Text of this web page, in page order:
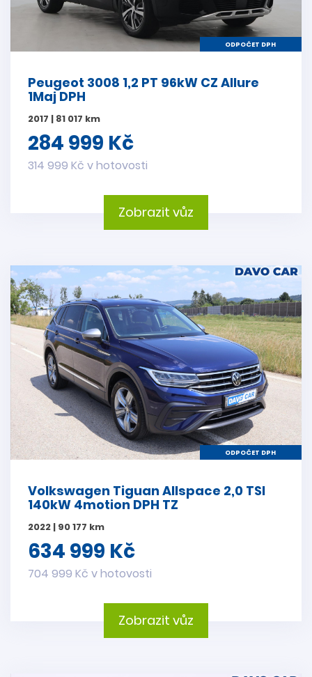
ODPOČET DPH
Peugeot 3008 1,2 PT 96kW CZ Allure
1Maj DPH
2017 | 81 017 km
284 999 Kč
314 999 Kč v hotovosti
Zobrazit vůz
ODPOČET DPH
Volkswagen Tiguan Allspace 2,0 TSI
140kW 4motion DPH TZ
2022 | 90 177 km
634 999 Kč
704 999 Kč v hotovosti
Zobrazit vůz